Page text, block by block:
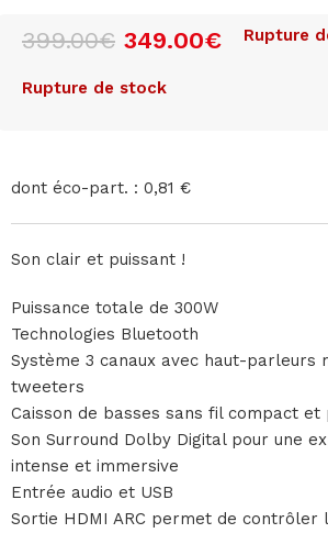
399.00€ 349.00€ Rupture
Rupture de stock
dont éco-part. : 0,81 €
Son clair et puissant !
Puissance totale de 300W
Technologies Bluetooth
Système 3 canaux avec haut-parleurs
tweeters
Caisson de basses sans fil compact et
Son Surround Dolby Digital pour une
intense et immersive
Entrée audio et USB
Sortie HDMI ARC permet de contrôler